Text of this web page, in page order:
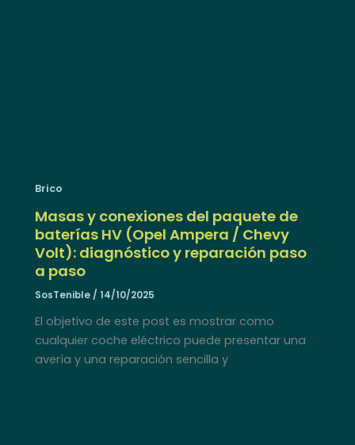
Brico
Masas y conexiones del paquete de
baterías HV (Opel Ampera / Chevy
Volt): diagnóstico y reparación paso
a paso
SosTenible /14/10/2025
El objetivo de este post es mostrar como
cualquier coche eléctrico puede presentar una
avería y una reparación sencilla y